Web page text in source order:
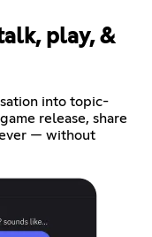
play, &
into topic-
release, share
— without